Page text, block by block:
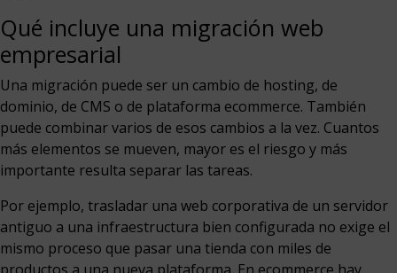
Qué incluye una migración web
empresarial
Una migración puede ser un cambio de hosting, de
dominio, de CMS o de plataforma ecommerce. También
puede combinar varios de esos cambios a la vez. Cuantos
más elementos se mueven, mayor es el riesgo y más
importante resulta separar las tareas.
Por ejemplo, trasladar una web corporativa de un servidor
antiguo a una infraestructura bien configurada no exige el
mismo proceso que pasar una tienda con miles de
productos a una nueva plataforma. En ecommerce hay